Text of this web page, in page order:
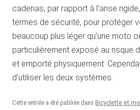
cadenas, par rapport à l’anse
termes de sécurité, pour protéger
beaucoup plus léger qu’une moto
particulièrement exposé au risque
et emporté physiquement.
d’utiliser les deux systèmes.
Cette entrée a été publiée dans Bicyclette et